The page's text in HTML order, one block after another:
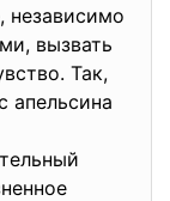
независимо
вызвать
Так,
апельсина